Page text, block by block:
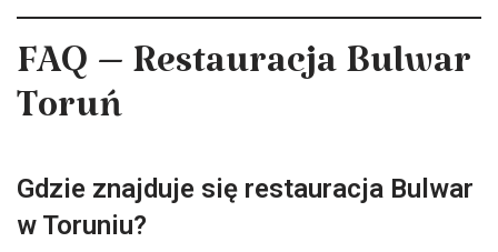
FAQ – Restauracja Bulwar
Toruń
Gdzie znajduje się restauracja Bulwar
w Toruniu?